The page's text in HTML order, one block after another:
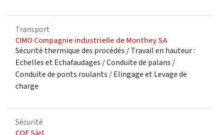
Transport
CIMO Compagnie industrielle de Monthey SA
Sécurité thermique des procédés / Travail en hauteur :
Echelles et Echafaudages / Conduite de palans /
Conduite de ponts roulants / Elingage et Levage de
charge
Sécurité
CQF Sàrl